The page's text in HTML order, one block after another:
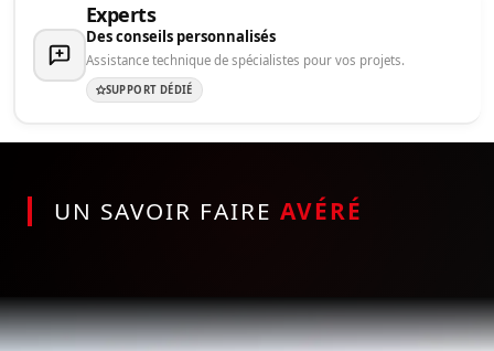
Experts
Des conseils personnalisés
Assistance technique de spécialistes pour vos projets.
SUPPORT DÉDIÉ
UN SAVOIR FAIRE AVÉRÉ